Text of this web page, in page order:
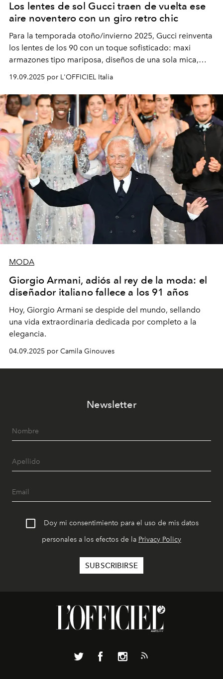
Los lentes de sol Gucci traen de vuelta ese
aire noventero con un giro retro chic
Para la temporada otoño/invierno 2025, Gucci reinventa
los lentes de los 90 con un toque sofisticado: maxi
armazones tipo mariposa, diseños de una sola mica,
modelos metálicos ovalados con vibra vintage y
elegantes monturas de acetato graduadas. ¿El detalle
que nunca pierde vigencia? La icónica doble G.
19.09.2025 por L'OFFICIEL Italia
MODA
Giorgio Armani, adiós al rey de la moda: el
diseñador italiano fallece a los 91 años
Hoy, Giorgio Armani se despide del mundo, sellando
una vida extraordinaria dedicada por completo a la
elegancia.
04.09.2025 por Camila Ginouves
Newsletter
Doy mi consentimiento para el uso de mis datos
personales a los efectos de la Privacy Policy